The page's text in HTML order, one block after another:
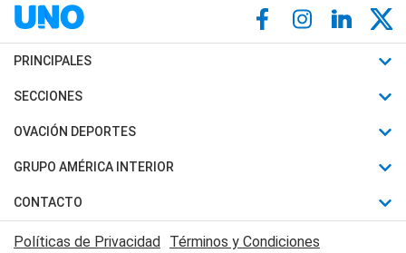
PRINCIPALES
Últimas Noticias
Política
Judiciales
Economia
SECCIONES
Horóscopo
Motores
Trucos caseros
Series y Películas
OVACIÓN DEPORTES
Fútbol
Mundial
Automovilismo
GRUPO AMÉRICA INTERIOR
Canal 7 en Vivo
CONTACTO
Acerca de Nosotros
Políticas de Privacidad Términos y Condiciones